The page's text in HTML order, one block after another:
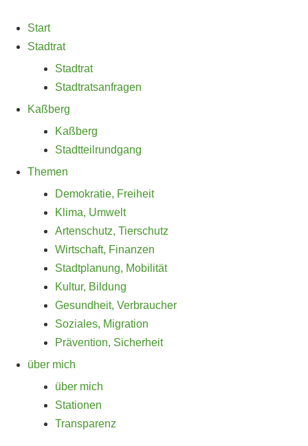
Inhalt
springen
Start
Stadtrat
Stadtrat
Stadtratsanfragen
Kaßberg
Kaßberg
Stadtteilrundgang
Themen
Demokratie, Freiheit
Klima, Umwelt
Artenschutz, Tierschutz
Wirtschaft, Finanzen
Stadtplanung, Mobilität
Kultur, Bildung
Gesundheit, Verbraucher
Soziales, Migration
Prävention, Sicherheit
über mich
über mich
Stationen
Transparenz